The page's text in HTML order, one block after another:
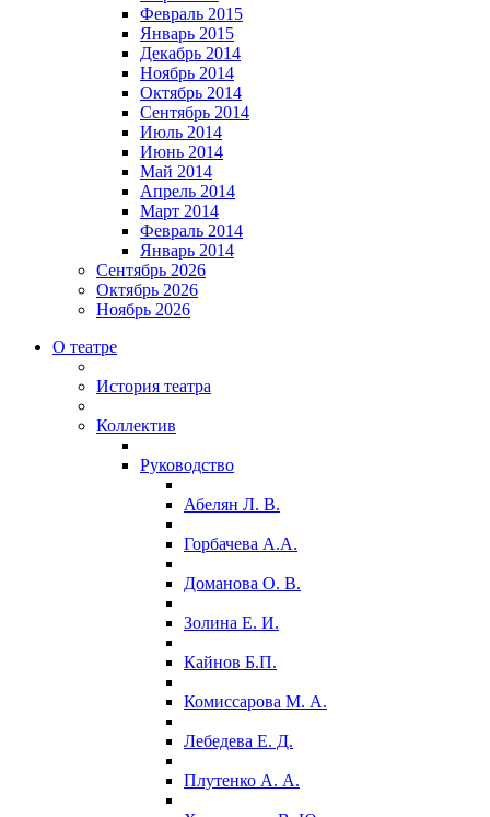
Февраль 2015
Январь 2015
Декабрь 2014
Ноябрь 2014
Октябрь 2014
Сентябрь 2014
Июль 2014
Июнь 2014
Май 2014
Апрель 2014
Март 2014
Февраль 2014
Январь 2014
Сентябрь 2026
Октябрь 2026
Ноябрь 2026
О театре
История театра
Коллектив
Руководство
Абелян Л. В.
Горбачева А.А.
Доманова О. В.
Золина Е. И.
Кайнов Б.П.
Комиссарова М. А.
Лебедева Е. Д.
Плутенко А. А.